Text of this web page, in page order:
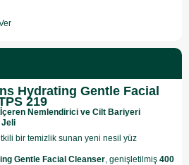
Hydrating Gentle Facial
219
Nemlendirici ve Cilt Bariyeri
Jeli
bir temizlik sunan yeni nesil yüz
Gentle Facial Cleanser, genişletilmiş 400